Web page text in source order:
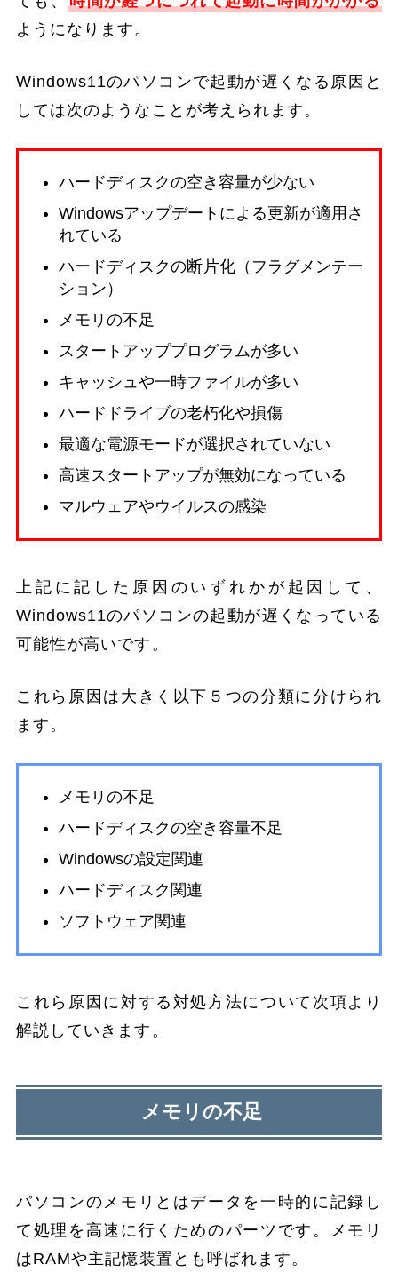
ようになります。
Windows11のパソコンで起動が遅くなる原因と
しては次のようなことが考えられます。
ハードディスクの空き容量が少ない
Windowsアップデートによる更新が適用さ
れている
ハードディスクの断片化（フラグメンテー
ション）
メモリの不足
スタートアッププログラムが多い
キャッシュや一時ファイルが多い
ハードドライブの老朽化や損傷
最適な電源モードが選択されていない
高速スタートアップが無効になっている
マルウェアやウイルスの感染
上記に記した原因のいずれかが起因して、
Windows11のパソコンの起動が遅くなっている
可能性が高いです。
これら原因は大きく以下５つの分類に分けられ
ます。
メモリの不足
ハードディスクの空き容量不足
Windowsの設定関連
ハードディスク関連
ソフトウェア関連
これら原因に対する対処方法について次項より
解説していきます。
メモリの不足
パソコンのメモリとはデータを一時的に記録し
て処理を高速に行くためのパーツです。メモリ
はRAMや主記憶装置とも呼ばれます。